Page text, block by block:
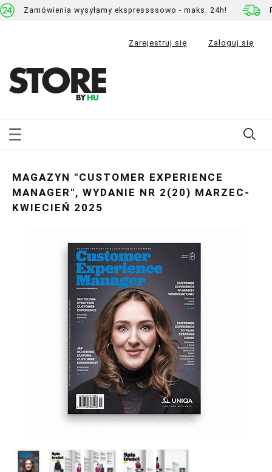
Zamówienia wysyłamy ekspressssowo - maks. 24h!
Zarejestruj się Zaloguj się
MAGAZYN "CUSTOMER EXPERIENCE
MANAGER", WYDANIE NR 2(20) MARZEC-
KWIECIEŃ 2025